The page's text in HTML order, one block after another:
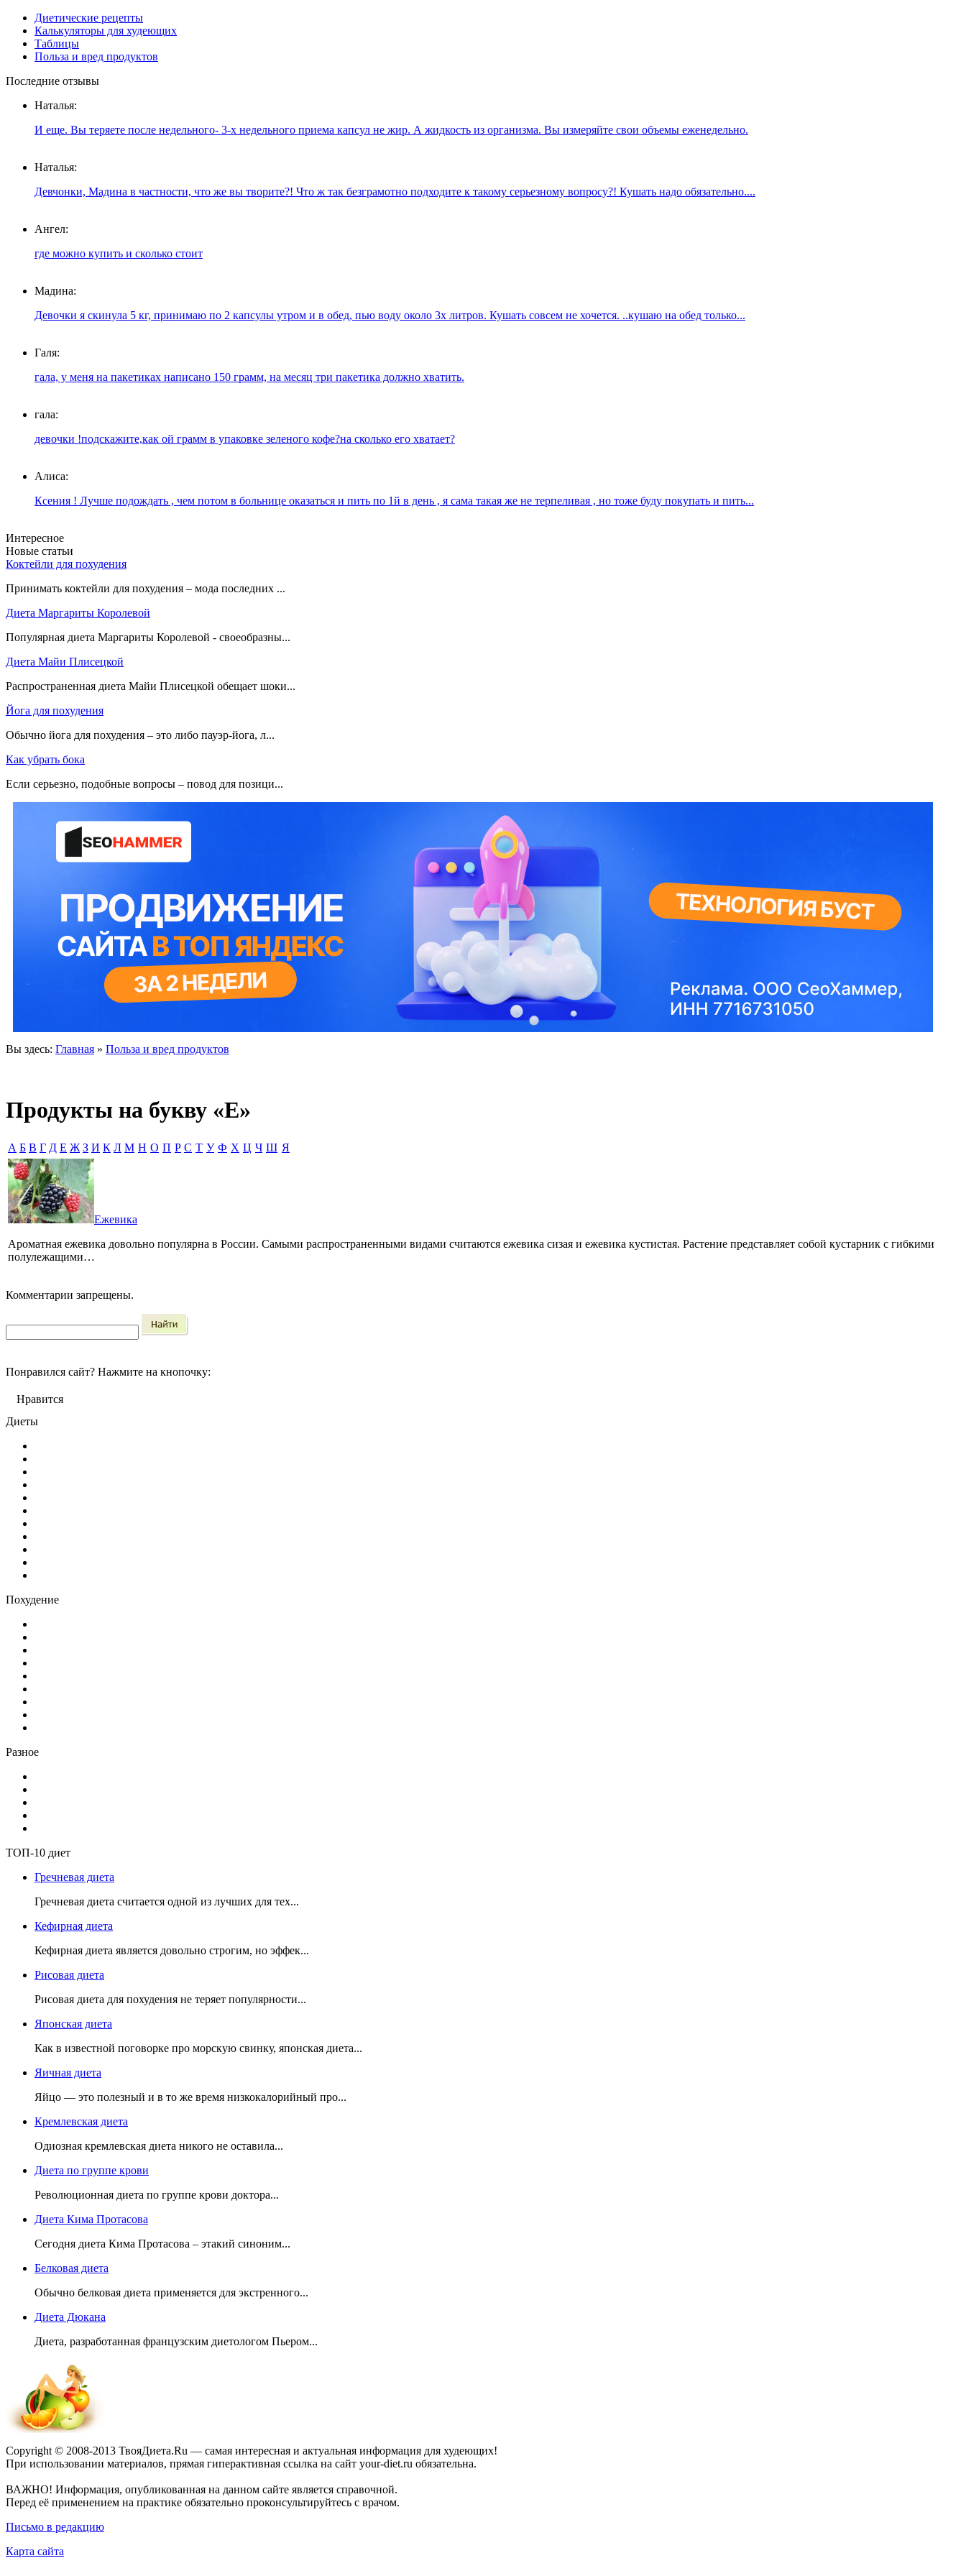
Диетические рецепты
Калькуляторы для худеющих
Таблицы
Польза и вред продуктов
Последние отзывы
Наталья:
И еще. Вы теряете после недельного- 3-х недельного приема капсул не жир. А жидкость из организма. Вы измеряйте свои объемы еженедельно.
Наталья:
Девчонки, Мадина в частности, что же вы творите?! Что ж так безграмотно подходите к такому серьезному вопросу?! Кушать надо обязательно....
Ангел:
где можно купить и сколько стоит
Мадина:
Девочки я скинула 5 кг, принимаю по 2 капсулы утром и в обед, пью воду около 3х литров. Кушать совсем не хочется. ..кушаю на обед только...
Галя:
гала, у меня на пакетиках написано 150 грамм, на месяц три пакетика должно хватить.
гала:
девочки !подскажите,как ой грамм в упаковке зеленого кофе?на сколько его хватает?
Алиса:
Ксения ! Лучше подождать , чем потом в больнице оказаться и пить по 1й в день , я сама такая же не терпеливая , но тоже буду покупать и пить...
Интересное
Новые статьи
Коктейли для похудения
Принимать коктейли для похудения – мода последних ...
Диета Маргариты Королевой
Популярная диета Маргариты Королевой - своеобразны...
Диета Майи Плисецкой
Распространенная диета Майи Плисецкой обещает шоки...
Йога для похудения
Обычно йога для похудения – это либо пауэр-йога, л...
Как убрать бока
Если серьезно, подобные вопросы – повод для позици...
Вы здесь: Главная » Польза и вред продуктов
Продукты на букву «Е»
А Б В Г Д Е Ж З И К Л М Н О П Р С Т У Ф Х Ц Ч Ш Я
Ежевика
Ароматная ежевика довольно популярна в России. Самыми распространенными видами считаются ежевика сизая и ежевика кустистая. Растение представляет собой кустарник с гибкими
полулежащими…
Комментарии запрещены.
Понравился сайт? Нажмите на кнопочку:
Нравится
Диеты
Похудение
Разное
ТОП-10 диет
Гречневая диета
Гречневая диета считается одной из лучших для тех...
Кефирная диета
Кефирная диета является довольно строгим, но эффек...
Рисовая диета
Рисовая диета для похудения не теряет популярности...
Японская диета
Как в известной поговорке про морскую свинку, японская диета...
Яичная диета
Яйцо — это полезный и в то же время низкокалорийный про...
Кремлевская диета
Одиозная кремлевская диета никого не оставила...
Диета по группе крови
Революционная диета по группе крови доктора...
Диета Кима Протасова
Сегодня диета Кима Протасова – этакий синоним...
Белковая диета
Обычно белковая диета применяется для экстренного...
Диета Дюкана
Диета, разработанная французским диетологом Пьером...
Copyright © 2008-2013 ТвояДиета.Ru — самая интересная и актуальная информация для худеющих!
При использовании материалов, прямая гиперактивная ссылка на сайт your-diet.ru обязательна.
ВАЖНО! Информация, опубликованная на данном сайте является справочной.
Перед её применением на практике обязательно проконсультируйтесь с врачом.
Письмо в редакцию
Карта сайта